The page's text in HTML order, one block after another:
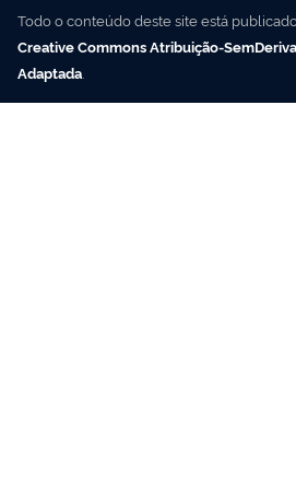
Todo o conteúdo deste site está
Creative Commons Atribuição-
Adaptada